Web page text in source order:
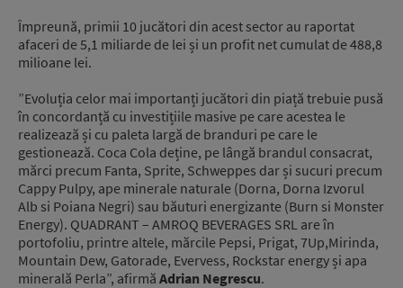
Împreună, primii 10 jucători din acest sector au raportat
afaceri de 5,1 miliarde de lei și un profit net cumulat de 488,8
milioane lei.
”Evoluția celor mai importanți jucători din piață trebuie pusă
în concordanță cu investițiile masive pe care acestea le
realizează și cu paleta largă de branduri pe care le
gestionează. Coca Cola deține, pe lângă brandul consacrat,
mărci precum Fanta, Sprite, Schweppes dar și sucuri precum
Cappy Pulpy, ape minerale naturale (Dorna, Dorna Izvorul
Alb si Poiana Negri) sau băuturi energizante (Burn si Monster
Energy). QUADRANT – AMROQ BEVERAGES SRL are în
portofoliu, printre altele, mărcile Pepsi, Prigat, 7Up,Mirinda,
Mountain Dew, Gatorade, Evervess, Rockstar energy și apa
minerală Perla”, afirmă Adrian Negrescu.